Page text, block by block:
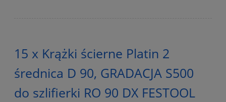
15 x Krążki ścierne Platin 2
średnica D 90, GRADACJA S500
do szlifierki RO 90 DX FESTOOL